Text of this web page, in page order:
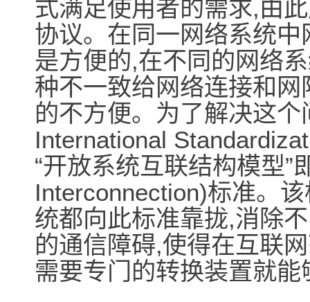
式满足使用者的需求,由
协议。在同一网络系统
是方便的,在不同的网络
种不一致给网络连接和
的不方便。为了解决这
International
“开放系统互联结构模型”
Interconnection)标准。
统都向此标准靠拢,消除
的通信障碍,使得在互联
需要专门的转换装置就能